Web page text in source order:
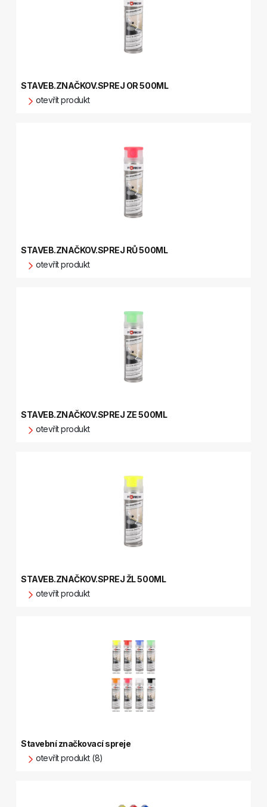
STAVEB.ZNAČKOV.SPREJ OR 500ML
otevřít produkt
STAVEB.ZNAČKOV.SPREJ RŮ 500ML
otevřít produkt
STAVEB.ZNAČKOV.SPREJ ZE 500ML
otevřít produkt
STAVEB.ZNAČKOV.SPREJ ŽL 500ML
otevřít produkt
Stavební značkovací spreje
otevřít produkt (8)